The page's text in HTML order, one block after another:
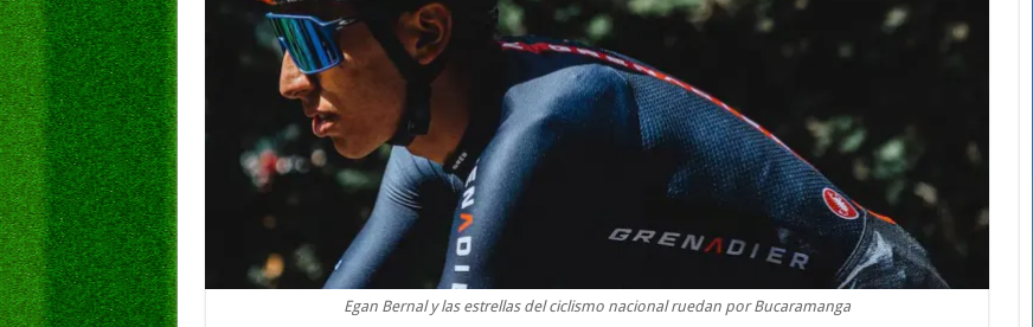
Egan Bernal y las estrellas del ciclismo nacional ruedan por Bucaramanga